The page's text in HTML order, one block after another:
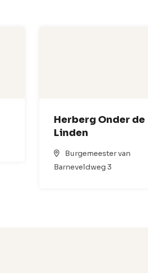
Herberg Onder de
Linden
Burgemeester van
Barneveldweg 3